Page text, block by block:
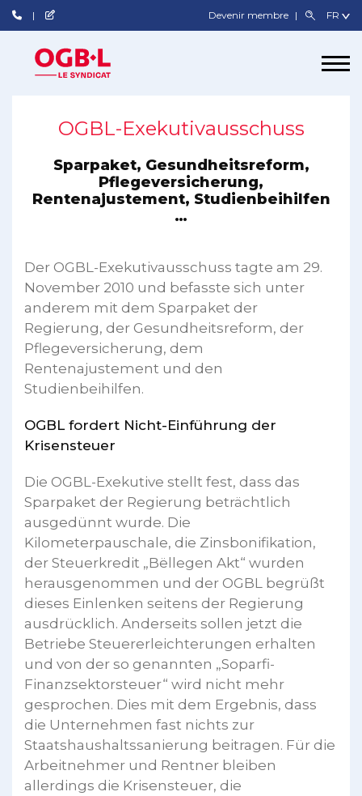
Devenir membre
OGBL-Exekutivausschuss
Sparpaket, Gesundheitsreform,
Pflegeversicherung,
Rentenajustement, Studienbeihilfen
…
Der OGBL-Exekutivausschuss tagte am 29.
November 2010 und befasste sich unter
anderem mit dem Sparpaket der
Regierung, der Gesundheitsreform, der
Pflegeversicherung, dem
Rentenajustement und den
Studienbeihilfen.
OGBL fordert Nicht-Einführung der
Krisensteuer
Die OGBL-Exekutive stellt fest, dass das
Sparpaket der Regierung beträchtlich
ausgedünnt wurde. Die
Kilometerpauschale, die Zinsbonifikation,
der Steuerkredit „Bëllegen Akt“ wurden
herausgenommen und der OGBL begrüßt
dieses Einlenken seitens der Regierung
ausdrücklich. Anderseits sollen jetzt die
Betriebe Steuererleichterungen erhalten
und von der so genannten „Soparfi-
Finanzsektorsteuer“ wird nicht mehr
gesprochen. Dies mit dem Ergebnis, dass
die Unternehmen fast nichts zur
Staatshaushaltssanierung beitragen. Für die
Arbeitnehmer und Rentner bleiben
allerdings die Krisensteuer, die